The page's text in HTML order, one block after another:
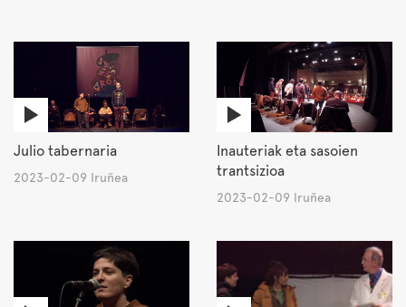
Julio tabernaria
2023-02-09 Iruñea
Inauteriak eta sasoien
trantsizioa
2023-02-09 Iruñea